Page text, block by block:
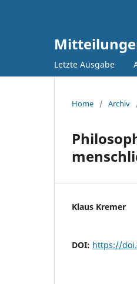
Letzte Ausgabe
Home / Archiv
Klaus Kremer
DOI: https://